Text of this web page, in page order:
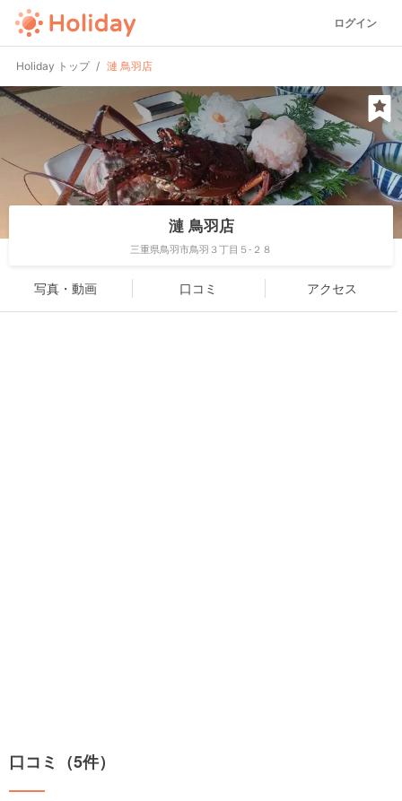
ログイン
Holiday トップ 漣 鳥羽店
漣 鳥羽店
三重県鳥羽市鳥羽３丁目５-２８
写真・動画 口コミ アクセス
口コミ（5件）